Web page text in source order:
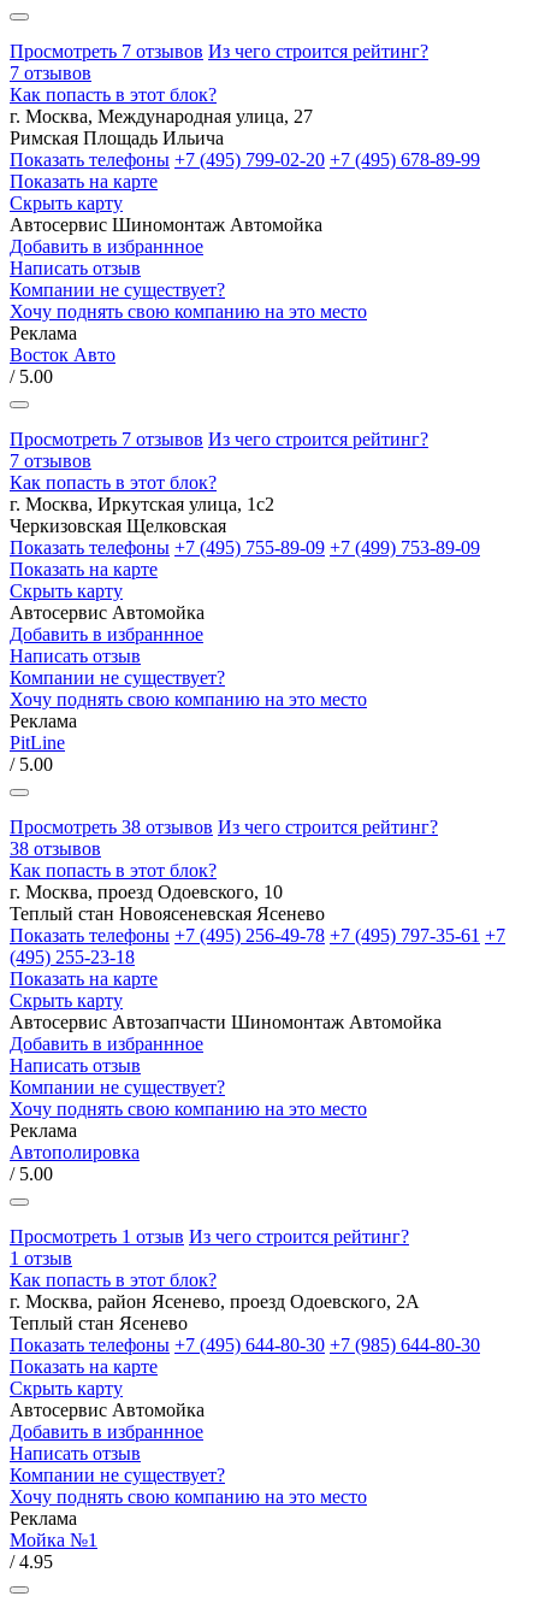
Просмотреть 7 отзывов Из чего строится рейтинг?
7 отзывов
Как попасть в этот блок?
г. Москва, Международная улица, 27
Римская Площадь Ильича
Показать телефоны +7 (495) 799-02-20 +7 (495) 678-89-99
Показать на карте
Скрыть карту
Автосервис Шиномонтаж Автомойка
Добавить в избраннное
Написать отзыв
Компании не существует?
Хочу поднять свою компанию на это место
Реклама
Восток Авто
/ 5.00
Просмотреть 7 отзывов Из чего строится рейтинг?
7 отзывов
Как попасть в этот блок?
г. Москва, Иркутская улица, 1с2
Черкизовская Щелковская
Показать телефоны +7 (495) 755-89-09 +7 (499) 753-89-09
Показать на карте
Скрыть карту
Автосервис Автомойка
Добавить в избраннное
Написать отзыв
Компании не существует?
Хочу поднять свою компанию на это место
Реклама
PitLine
/ 5.00
Просмотреть 38 отзывов Из чего строится рейтинг?
38 отзывов
Как попасть в этот блок?
г. Москва, проезд Одоевского, 10
Теплый стан Новоясеневская Ясенево
Показать телефоны +7 (495) 256-49-78 +7 (495) 797-35-61 +7
(495) 255-23-18
Показать на карте
Скрыть карту
Автосервис Автозапчасти Шиномонтаж Автомойка
Добавить в избраннное
Написать отзыв
Компании не существует?
Хочу поднять свою компанию на это место
Реклама
Автополировка
/ 5.00
Просмотреть 1 отзыв Из чего строится рейтинг?
1 отзыв
Как попасть в этот блок?
г. Москва, район Ясенево, проезд Одоевского, 2А
Теплый стан Ясенево
Показать телефоны +7 (495) 644-80-30 +7 (985) 644-80-30
Показать на карте
Скрыть карту
Автосервис Автомойка
Добавить в избраннное
Написать отзыв
Компании не существует?
Хочу поднять свою компанию на это место
Реклама
Мойка №1
/ 4.95